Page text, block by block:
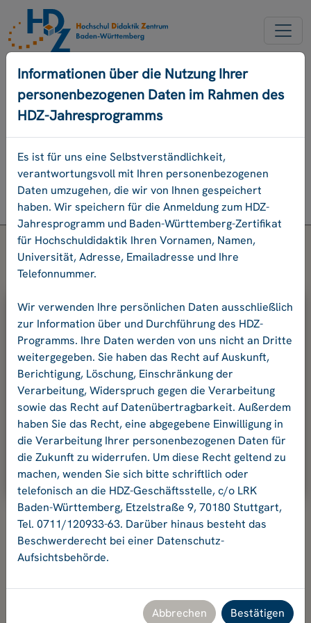
NEUER ACCOUNT
PASSWORD VERGESSEN
ENGLISCH
Programm
Login
Bitte geben Sie Ihre E-Mail-Adresse
und Ihr Passwort an.
E-Mail-Adresse:
Passwort:
Ok
Hochschuldidaktikzentrum Baden-Württemberg
Etzelstraße 9, 70180 Stuttgart, Tel. +49 711 120933-63,
Informationen über die Nutzung Ihrer
personenbezogenen Daten im Rahmen des
HDZ-Jahresprogramms
Es ist für uns eine Selbstverständlichkeit,
verantwortungsvoll mit Ihren personenbezogenen
Daten umzugehen, die wir von Ihnen gespeichert
haben. Wir speichern für die Anmeldung zum HDZ-
Jahresprogramm und Baden-Württemberg-Zertifikat
für Hochschuldidaktik Ihren Vornamen, Namen,
Universität, Adresse, Emailadresse und Ihre
Telefonnummer.
Wir verwenden Ihre persönlichen Daten ausschließlich
zur Information über und Durchführung des HDZ-
Programms. Ihre Daten werden von uns nicht an Dritte
weitergegeben. Sie haben das Recht auf Auskunft,
Berichtigung, Löschung, Einschränkung der
Verarbeitung, Widerspruch gegen die Verarbeitung
sowie das Recht auf Datenübertragbarkeit. Außerdem
haben Sie das Recht, eine abgegebene Einwilligung in
die Verarbeitung Ihrer personenbezogenen Daten für
die Zukunft zu widerrufen. Um diese Recht geltend zu
machen, wenden Sie sich bitte schriftlich oder
telefonisch an die HDZ-Geschäftsstelle, c/o LRK
Baden-Württemberg, Etzelstraße 9, 70180 Stuttgart,
Tel. 0711/120933-63. Darüber hinaus besteht das
Beschwerderecht bei einer Datenschutz-
Aufsichtsbehörde.
Abbrechen Bestätigen